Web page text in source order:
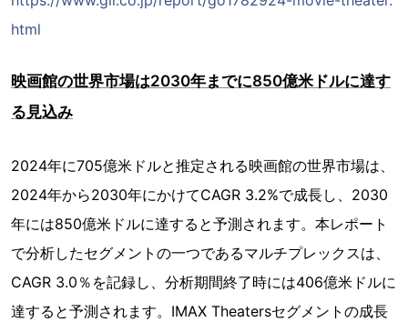
html
映画館の世界市場は2030年までに850億米ドルに達す
る見込み
2024年に705億米ドルと推定される映画館の世界市場は、
2024年から2030年にかけてCAGR 3.2%で成長し、2030
年には850億米ドルに達すると予測されます。本レポート
で分析したセグメントの一つであるマルチプレックスは、
CAGR 3.0％を記録し、分析期間終了時には406億米ドルに
達すると予測されます。IMAX Theatersセグメントの成長